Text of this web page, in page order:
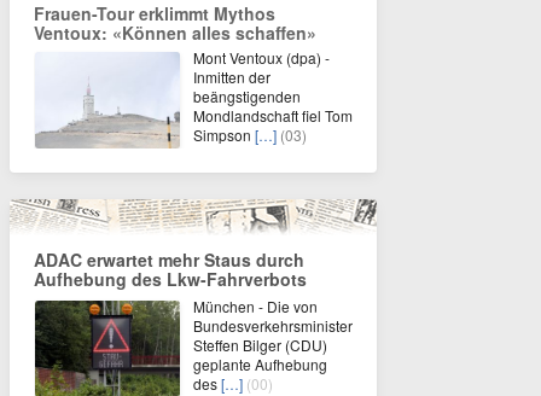
Frauen-Tour erklimmt Mythos
Ventoux: «Können alles schaffen»
Mont Ventoux (dpa) -
Inmitten der
beängstigenden
Mondlandschaft fiel Tom
Simpson […] (03)
ADAC erwartet mehr Staus durch
Aufhebung des Lkw-Fahrverbots
München - Die von
Bundesverkehrsminister
Steffen Bilger (CDU)
geplante Aufhebung
des[…] (00)